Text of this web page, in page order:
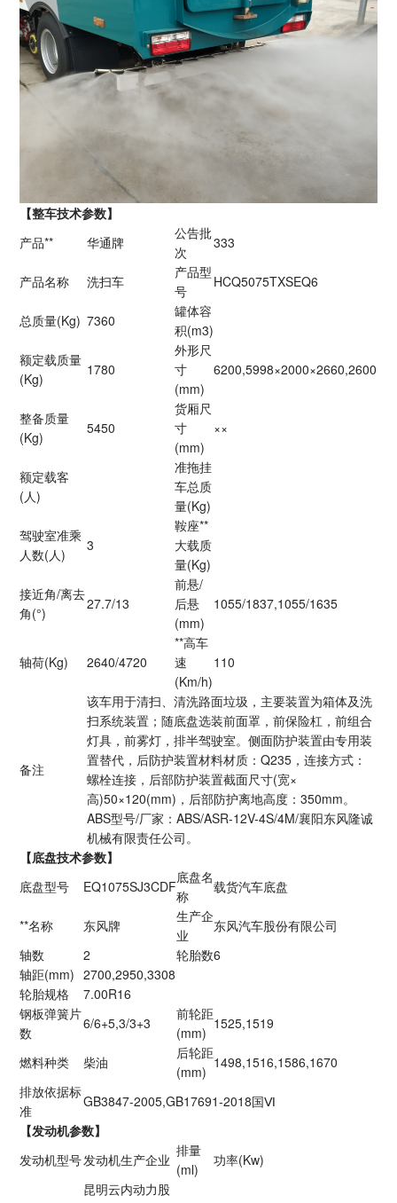
【整车技术参数】
产品**
华通牌
公告批
次
333
产品名称 洗扫车
产品型
号
HCQ5075TXSEQ6
总质量(Kg) 7360
罐体容
积(m3)
额定载质量
(Kg)
1780
外形尺
寸
(mm)
6200,5998×2000×2660,2600
整备质量
(Kg)
5450
货厢尺
寸
(mm)
××
额定载客
(人)
准拖挂
车总质
量(Kg)
驾驶室准乘
人数(人)
3
鞍座**
大载质
量(Kg)
接近角/离去
角(°)
27.7/13
前悬/
后悬
(mm)
1055/1837,1055/1635
轴荷(Kg) 2640/4720
**高车
速
(Km/h)
110
备注
该车用于清扫、清洗路面垃圾，主要装置为箱体及洗
扫系统装置；随底盘选装前面罩，前保险杠，前组合
灯具，前雾灯，排半驾驶室。侧面防护装置由专用装
置替代，后防护装置材料材质：Q235，连接方式：
螺栓连接，后部防护装置截面尺寸(宽×
高)50×120(mm)，后部防护离地高度：350mm。
ABS型号/厂家：ABS/ASR-12V-4S/4M/襄阳东风隆诚
机械有限责任公司。
【底盘技术参数】
底盘型号
EQ1075SJ3CDF
底盘名
称
载货汽车底盘
**名称 东风牌
生产企
业
东风汽车股份有限公司
轴数
2 轮胎数6
轴距(mm) 2700,2950,3308
轮胎规格
7.00R16
钢板弹簧片
数
6/6+5,3/3+3
前轮距
(mm)
1525,1519
燃料种类 柴油
后轮距
(mm)
1498,1516,1586,1670
排放依据标
准
GB3847-2005,GB17691-2018国Ⅵ
【发动机参数】
发动机型号发动机生产企业
排量
(ml)
功率(Kw)
昆明云内动力股